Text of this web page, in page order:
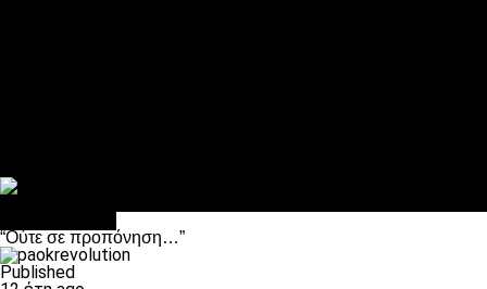
“Ούτε σε προπόνηση…”
Published